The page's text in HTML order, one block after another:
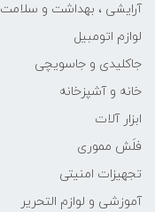
آرایشی ، بهداشت و سلامت
لوازم اتومبیل
جاکلیدی و جاسویچی
خانه و آشپزخانه
ابزار آلات
فلَش مموری
تجهیزات امنیتی
آموزشی و لوازم التحریر